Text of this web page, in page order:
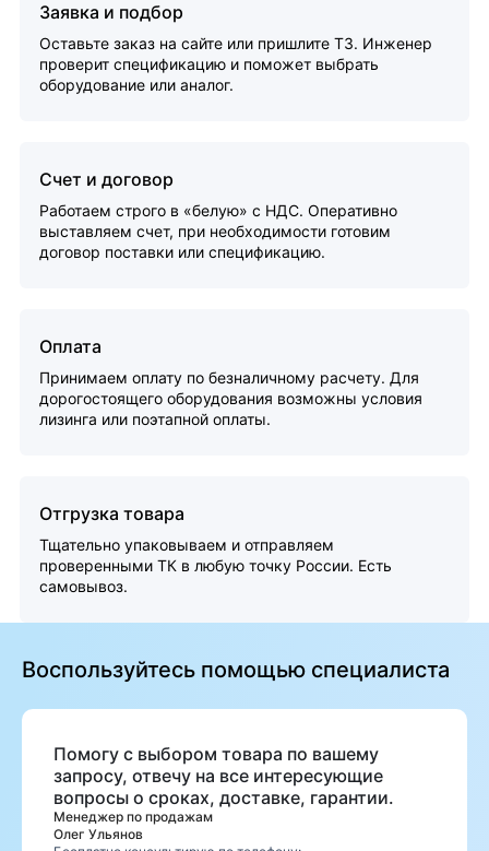
Заявка и подбор
Оставьте заказ на сайте или пришлите ТЗ. Инженер
проверит спецификацию и поможет выбрать
оборудование или аналог.
Счет и договор
Работаем строго в «белую» с НДС. Оперативно
выставляем счет, при необходимости готовим
договор поставки или спецификацию.
Оплата
Принимаем оплату по безналичному расчету. Для
дорогостоящего оборудования возможны условия
лизинга или поэтапной оплаты.
Отгрузка товара
Тщательно упаковываем и отправляем
проверенными ТК в любую точку России. Есть
самовывоз.
Воспользуйтесь помощью специалиста
Помогу с выбором товара по вашему
запросу, отвечу на все интересующие
вопросы о сроках, доставке, гарантии.
Менеджер по продажам
Олег Ульянов